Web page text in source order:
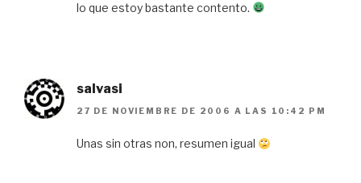
lo que estoy bastante contento.
salvasi
27 DE NOVIEMBRE DE 2006 A LAS 10:42 PM
Unas sin otras non, resumen igual